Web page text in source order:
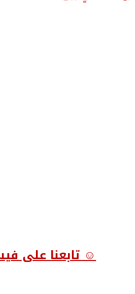
☺ تابعنا على